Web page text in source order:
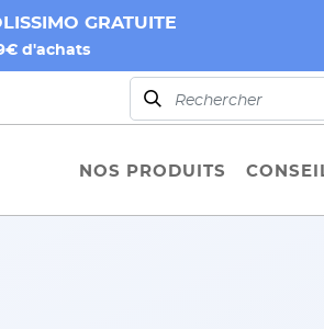
GRATUITE
d'achats
NOS PRODUITS